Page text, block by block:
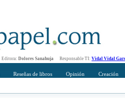
Editora: Dolores Sanahuja Responsable TI: Vidal Vidal
Reseñas de libros Opinión Creación